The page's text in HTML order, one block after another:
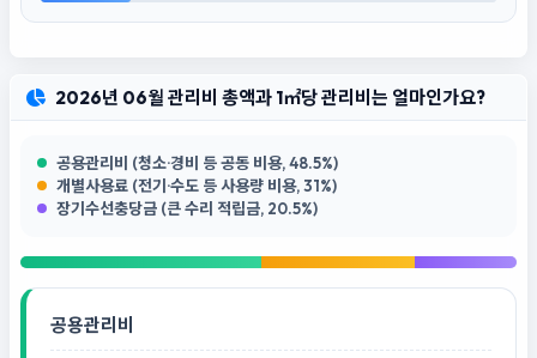
2026년 06월 관리비 총액과 1㎡당 관리비는 얼마인가요?
공용관리비 (청소·경비 등 공동 비용, 48.5%)
개별사용료 (전기·수도 등 사용량 비용, 31%)
장기수선충당금 (큰 수리 적립금, 20.5%)
공용관리비